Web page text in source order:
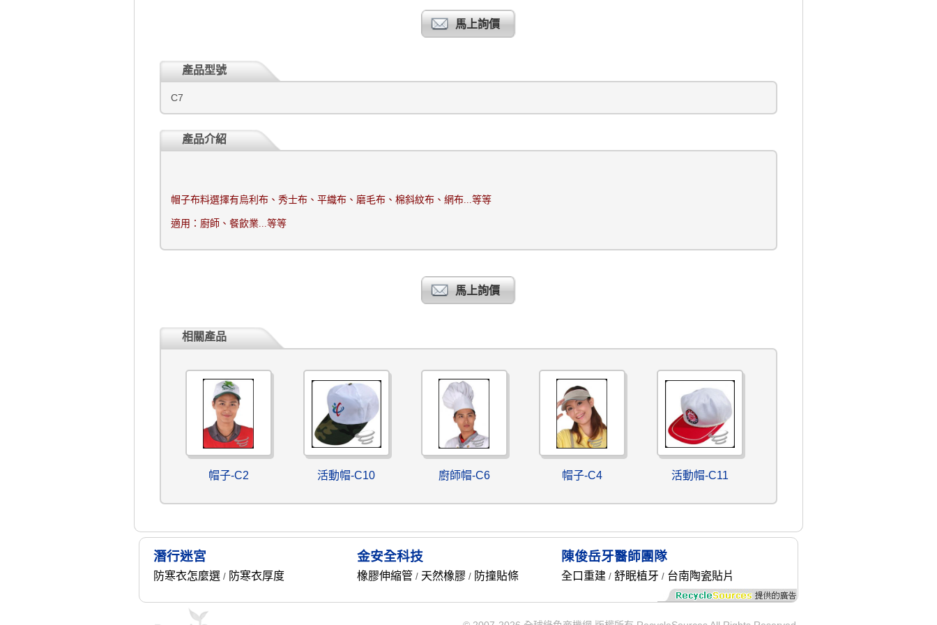
馬上詢價
產品型號
C7
產品介紹
帽子布料選擇有烏利布、秀士布、平織布、磨毛布、棉斜紋布、網布...等等
適用：廚師、餐飲業...等等
馬上詢價
相關產品
帽子-C2 活動帽-C10 廚師帽-C6 帽子-C4 活動帽-C11
潛行迷宮
防寒衣怎麼選/ 防寒衣厚度
金安全科技
橡膠伸縮管 / 天然橡膠 / 防撞貼條
陳俊岳牙醫師團隊
全口重建 /舒眠植牙 / 台南陶瓷貼片